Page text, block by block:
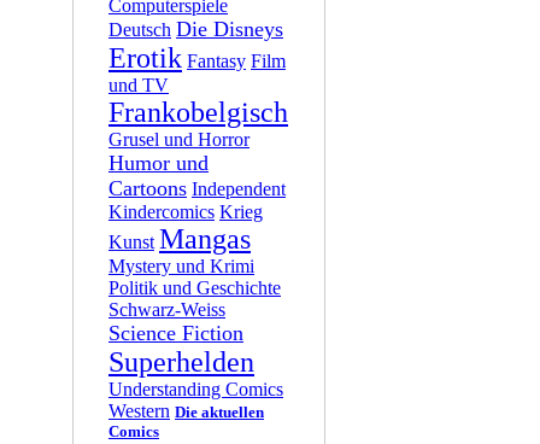
Computerspiele
Deutsch Die Disneys
Erotik Fantasy Film
und TV
Frankobelgisch
Grusel und Horror
Humor und
Cartoons Independent
Kindercomics Krieg
Kunst Mangas
Mystery und Krimi
Politik und Geschichte
Schwarz-Weiss
Science Fiction
Superhelden
Understanding Comics
Western Die aktuellen
Comics